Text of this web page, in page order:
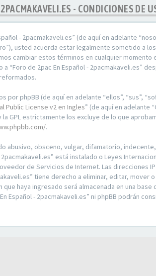
- CONDICIONES DE
- 2pacmakaveli.es” (de aquí en adelante
usted acuerda estar legalmente sometido a
cambiar estos términos en cualquier
“Foro de 2pac En Español - 2pacmakaveli.es”
phpBB (de aquí en adelante “ellos”, “sus”,
Public License v2 en Ingles” (de aquí en adelante
GPL estrictamente los excluye de lo que
.
abusivo, obsceno, vulgar, difamatorio,
2pacmakaveli.es” está instalado o Leyes
de Servicios de Internet. Las direcciones
tiene derecho a eliminar, editar,
que haya ingresado será almacenada en una
Español - 2pacmakaveli.es” ni phpBB podrán